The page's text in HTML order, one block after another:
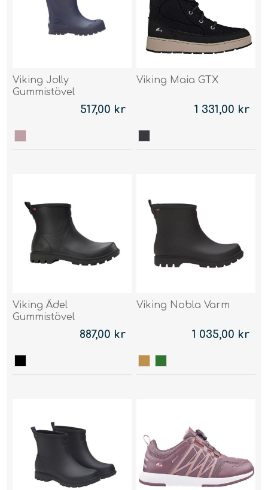
Viking Jolly
Gummistövel
517,00 kr
Viking Maia GTX
1 331,00 kr
Viking Ädel
Gummistövel
887,00 kr
Viking Nobla Varm
1 035,00 kr